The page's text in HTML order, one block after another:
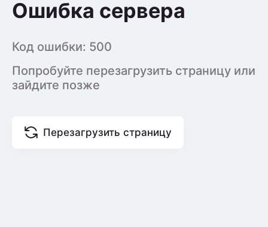
Ошибка сервера
Код ошибки: 500
Попробуйте перезагрузить страницу или
зайдите позже
Перезагрузить страницу